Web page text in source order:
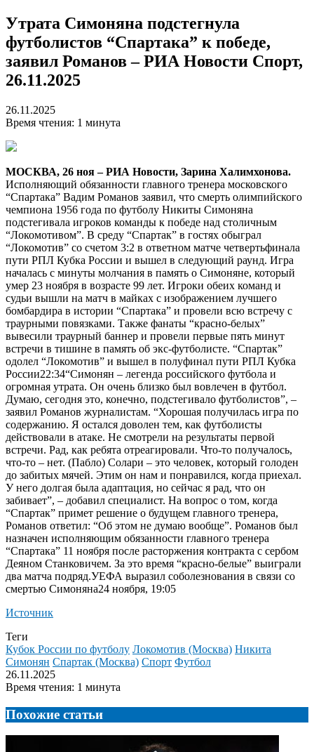
Утрата Симоняна подстегнула
футболистов “Спартака” к победе,
заявил Романов – РИА Новости Спорт,
26.11.2025
26.11.2025
Время чтения: 1 минута
МОСКВА, 26 ноя – РИА Новости, Зарина Халимхонова.
Исполняющий обязанности главного тренера московского
“Спартака” Вадим Романов заявил, что смерть олимпийского
чемпиона 1956 года по футболу Никиты Симоняна
подстегивала игроков команды к победе над столичным
“Локомотивом”. В среду “Спартак” в гостях обыграл
“Локомотив” со счетом 3:2 в ответном матче четвертьфинала
пути РПЛ Кубка России и вышел в следующий раунд. Игра
началась с минуты молчания в память о Симоняне, который
умер 23 ноября в возрасте 99 лет. Игроки обеих команд и
судьи вышли на матч в майках с изображением лучшего
бомбардира в истории “Спартака” и провели всю встречу с
траурными повязками. Также фанаты “красно-белых”
вывесили траурный баннер и провели первые пять минут
встречи в тишине в память об экс-футболисте. “Спартак”
одолел “Локомотив” и вышел в полуфинал пути РПЛ Кубка
России22:34“Симонян – легенда российского футбола и
огромная утрата. Он очень близко был вовлечен в футбол.
Думаю, сегодня это, конечно, подстегивало футболистов”, –
заявил Романов журналистам. “Хорошая получилась игра по
содержанию. Я остался доволен тем, как футболисты
действовали в атаке. Не смотрели на результаты первой
встречи. Рад, как ребята отреагировали. Что-то получалось,
что-то – нет. (Пабло) Солари – это человек, который голоден
до забитых мячей. Этим он нам и понравился, когда приехал.
У него долгая была адаптация, но сейчас я рад, что он
забивает”, – добавил специалист. На вопрос о том, когда
“Спартак” примет решение о будущем главного тренера,
Романов ответил: “Об этом не думаю вообще”. Романов был
назначен исполняющим обязанности главного тренера
“Спартака” 11 ноября после расторжения контракта с сербом
Деяном Станковичем. За это время “красно-белые” выиграли
два матча подряд.УЕФА выразил соболезнования в связи со
смертью Симоняна24 ноября, 19:05
Источник
Теги
Кубок России по футболу Локомотив (Москва) Никита
Симонян Спартак (Москва) Спорт Футбол
26.11.2025
Время чтения: 1 минута
Похожие статьи